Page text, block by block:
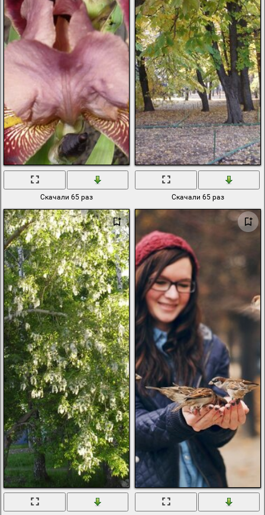
Скачали 65 раз Скачали 65 раз